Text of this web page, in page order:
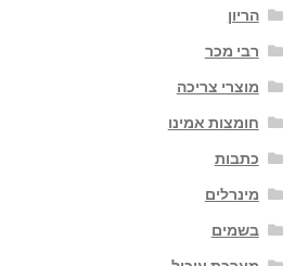
הריון
רבי מכר
מוצרי צריכה
חומצות אמינו
כתבות
מינרלים
בשמים